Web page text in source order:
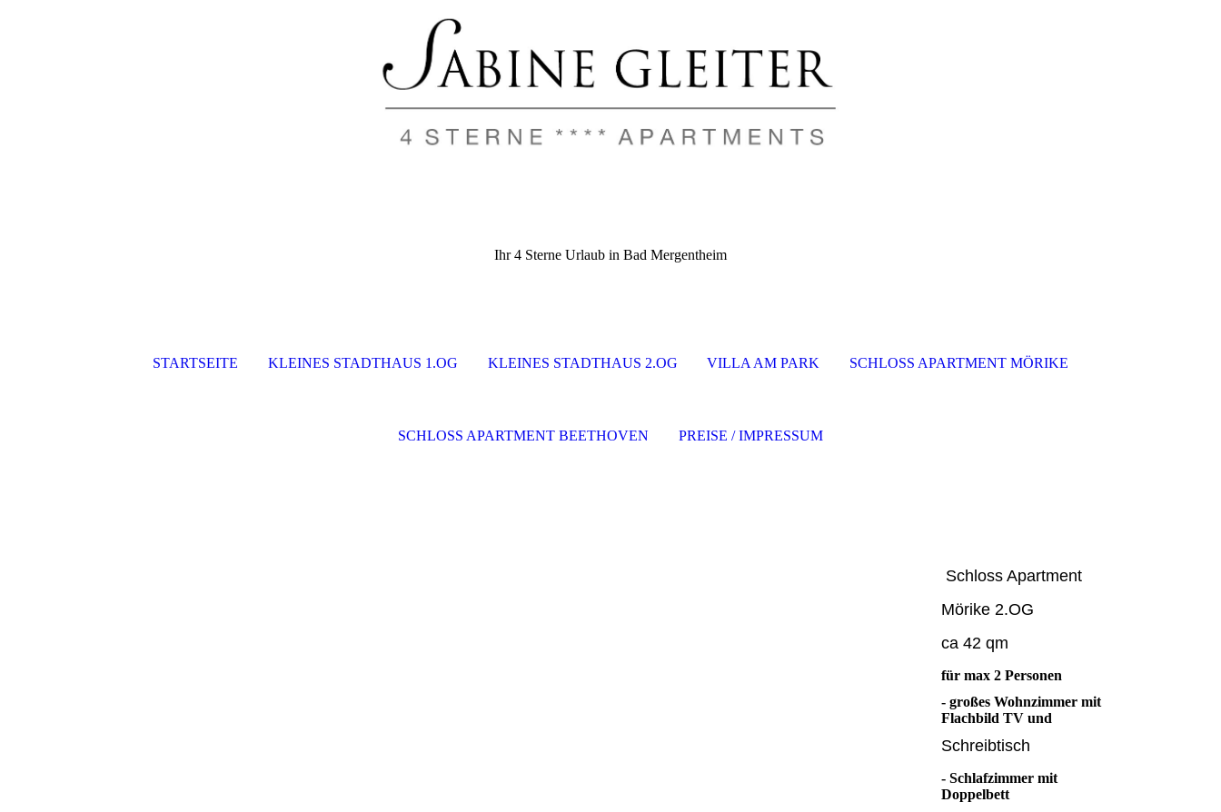
Ihr 4 Sterne Urlaub in Bad Mergentheim
STARTSEITE KLEINES STADTHAUS 1.OG KLEINES STADTHAUS 2.OG VILLA AM PARK SCHLOSS APARTMENT MÖRIKE
SCHLOSS APARTMENT BEETHOVEN PREISE / IMPRESSUM
Schloss Apartment
Mörike 2.OG
ca 42 qm
für max 2 Personen
- großes Wohnzimmer mit
Flachbild TV und
Schreibtisch
- Schlafzimmer mit
Doppelbett